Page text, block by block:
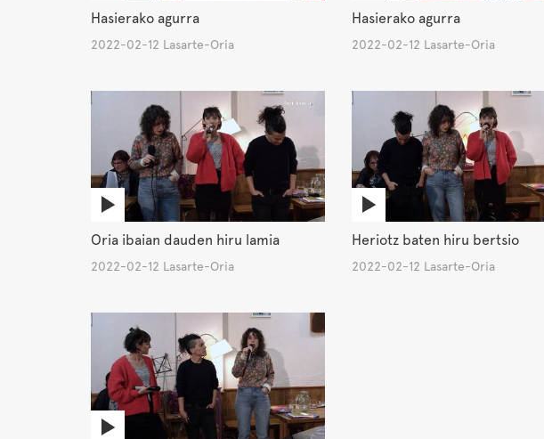
Hasierako agurra
2022-02-12 Lasarte-Oria
Hasierako agurra
2022-02-12 Lasarte-Oria
Oria ibaian dauden hiru lamia
2022-02-12 Lasarte-Oria
Heriotz baten hiru bertsio
2022-02-12 Lasarte-Oria